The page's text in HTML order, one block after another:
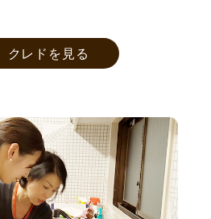
クレドを見る